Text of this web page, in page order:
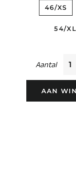
46/XS
54/XL
Aantal
AAN